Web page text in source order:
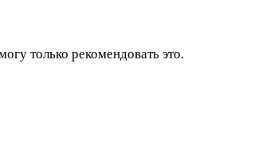
только рекомендовать это.